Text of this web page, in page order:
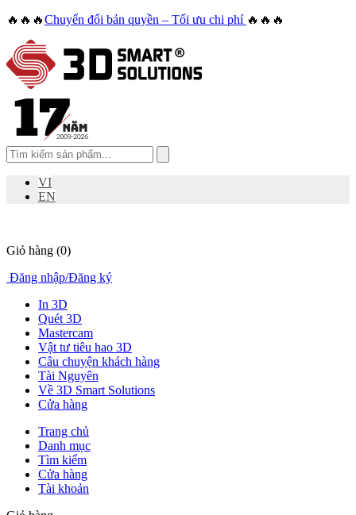
🔥🔥🔥Chuyển đổi bản quyền – Tối ưu chi phí 🔥🔥🔥
VI
EN
Giỏ hàng (0)
Đăng nhập/Đăng ký
In 3D
Quét 3D
Mastercam
Vật tư tiêu hao 3D
Câu chuyện khách hàng
Tài Nguyên
Về 3D Smart Solutions
Cửa hàng
Trang chủ
Danh mục
Tìm kiếm
Cửa hàng
Tài khoản